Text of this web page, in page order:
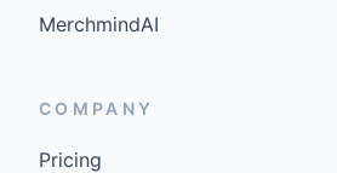
MerchmindAI
COMPANY
Pricing